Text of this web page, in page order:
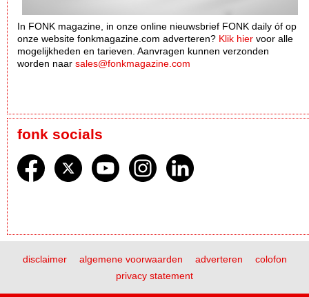
In FONK magazine, in onze online nieuwsbrief FONK daily óf op
onze website fonkmagazine.com adverteren? Klik hier voor alle
mogelijkheden en tarieven. Aanvragen kunnen verzonden
worden naar sales@fonkmagazine.com
fonk socials
disclaimer algemene voorwaarden adverteren
colofon
privacy statement